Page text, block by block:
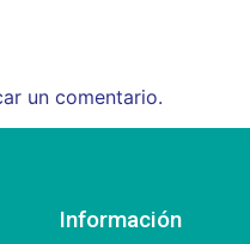
un comentario.
Información